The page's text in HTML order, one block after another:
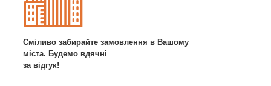
Сміливо забирайте замовлення в Вашому
міста. Будемо вдячні
за відгук!